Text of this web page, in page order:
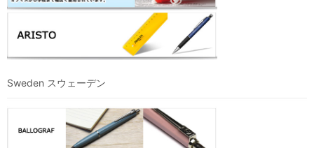
Sweden スウェーデン